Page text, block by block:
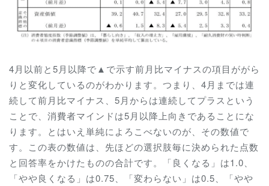
4月以前と5月以降で▲で示す前月比マイナスの項目ががら
りと変化しているのがわかります。つまり、4月までは連
続して前月比マイナス、5月からは連続してプラスという
ことで、消費者マインドは5月以降上向きであることにな
ります。とはいえ単純によろこべないのが、その数値で
す。この表の数値は、先ほどの選択肢毎に決められた点数
と回答率をかけたものの合計です。「良くなる」は1.0、
「やや良くなる」は0.75、「変わらない」は0.5、「やや